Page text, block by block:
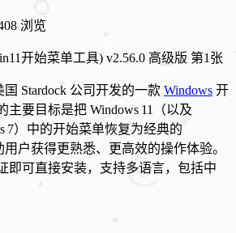
浏览
国 Stardock 公司开发的一款 Windows 开
主要目标是把 Windows 11（以及
7）中的开始菜单恢复为经典的
用户获得更熟悉、更高效的操作体验。
即可直接安装，支持多语言，包括中